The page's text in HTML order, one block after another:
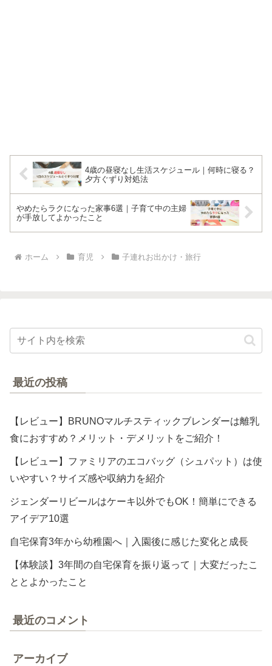
4歳の昼寝なし生活スケジュール｜何時に寝る？
夕方ぐずり対処法
やめたらラクになった家事6選｜子育て中の主婦
が手放してよかったこと
ホーム 育児 子連れお出かけ・旅行
最近の投稿
【レビュー】BRUNOマルチスティックブレンダーは離乳
食におすすめ？メリット・デメリットをご紹介！
【レビュー】ファミリアのエコバッグ（シュパット）は使
いやすい？サイズ感や収納力を紹介
ジェンダーリビールはケーキ以外でもOK！簡単にできる
アイデア10選
自宅保育3年から幼稚園へ｜入園後に感じた変化と成長
【体験談】3年間の自宅保育を振り返って｜大変だったこ
ととよかったこと
最近のコメント
アーカイブ